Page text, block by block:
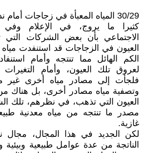
30/29 المياه المعبأة في زجاجات أمام ندرة مياه العيون
كثيرا ما يروج، في الإعلام وفي
الاجتماعي بأن بعض الشركات التي
العيون في الزجاجات قد استنفدت مياه
الكم الهائل مما تنتجه وأمام
لعروق تلك العيون، وأمام التغيرات
فلجأت إلى مصادر مياه أخرى غير
وتصفية مياه مصادر أخرى، بل هناك
العيون التي تذهب، في نظرهم، تلك
مصدر ما تنتجه من مياه معدنية
غازية.
لكن الجديد في هذا المجال، مجال
الناتجة من عدة عوامل طبيعية